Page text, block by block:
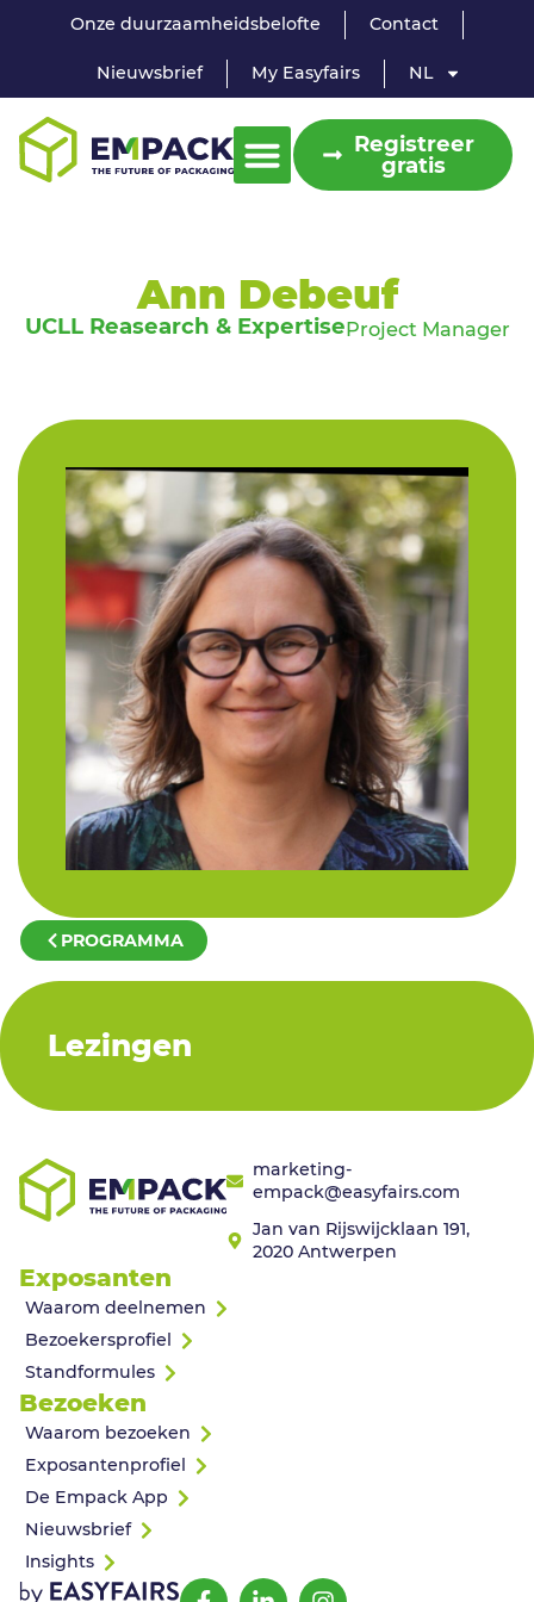
Onze duurzaamheidsbelofte Contact
Nieuwsbrief My Easyfairs NL
Registreer
gratis
Ann Debeuf
UCLL Reasearch & ExpertiseProject Manager
PROGRAMMA
Lezingen
marketing-
empack@easyfairs.com
Jan van Rijswijcklaan 191,
2020 Antwerpen
Exposanten
Waarom deelnemen
Bezoekersprofiel
Standformules
Bezoeken
Waarom bezoeken
Exposantenprofiel
De Empack App
Nieuwsbrief
Insights